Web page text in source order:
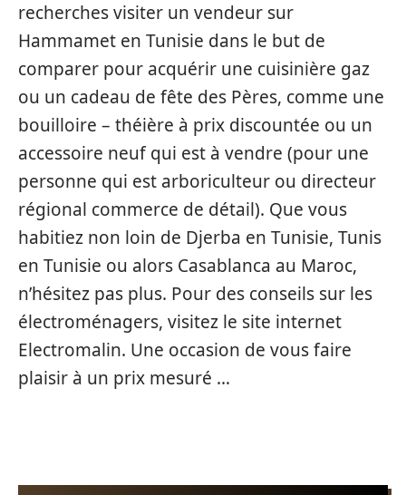
recherches visiter un vendeur sur
Hammamet en Tunisie dans le but de
comparer pour acquérir une cuisinière gaz
ou un cadeau de fête des Pères, comme une
bouilloire – théière à prix discountée ou un
accessoire neuf qui est à vendre (pour une
personne qui est arboriculteur ou directeur
régional commerce de détail). Que vous
habitiez non loin de Djerba en Tunisie, Tunis
en Tunisie ou alors Casablanca au Maroc,
n’hésitez pas plus. Pour des conseils sur les
électroménagers, visitez le site internet
Electromalin. Une occasion de vous faire
plaisir à un prix mesuré …